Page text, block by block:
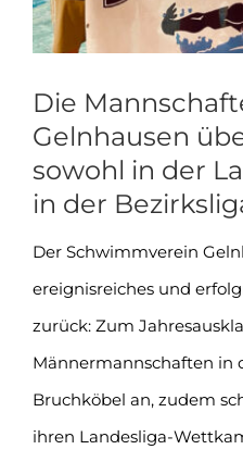
Die
Gelnhausen
sowohl in der
in der
Der Schwimmverein
ereignisreiches und
zurück: Zum
Männermannschaften in
Bruchköbel an, zudem
ihren Landesliga-